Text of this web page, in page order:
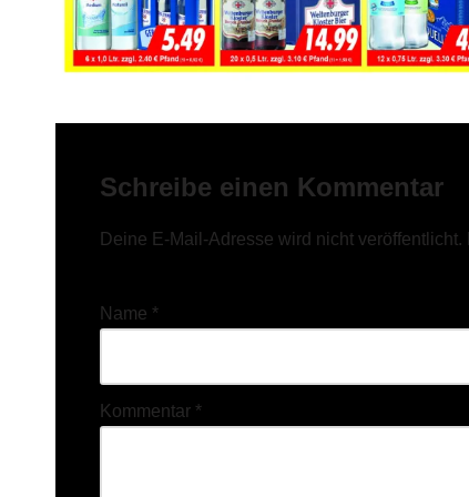
Schreibe einen Kommentar
Deine E-Mail-Adresse wird nicht veröffentlicht.
Name *
Kommentar *